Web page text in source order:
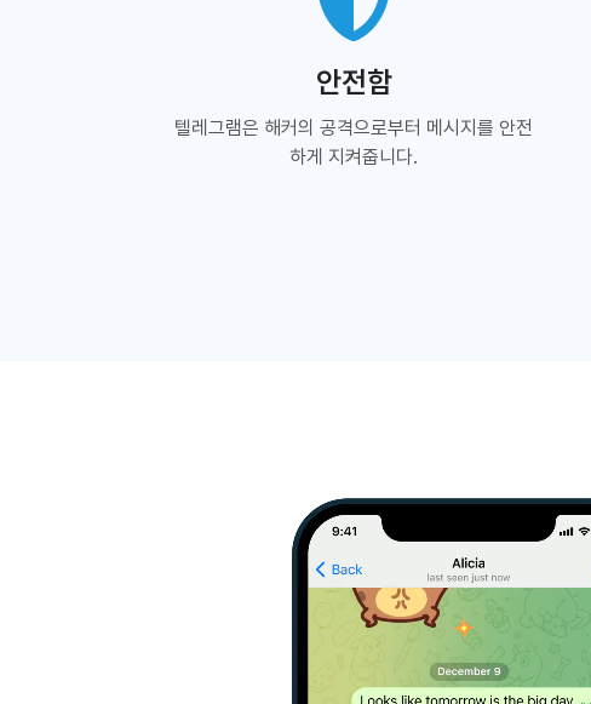
안전함
텔레그램은 해커의 공격으로부터 메시지를 안전
하게 지켜줍니다.